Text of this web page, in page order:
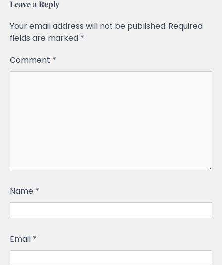
Leave a Reply
Your email address will not be published. Required
fields are marked *
Comment *
Name *
Email *